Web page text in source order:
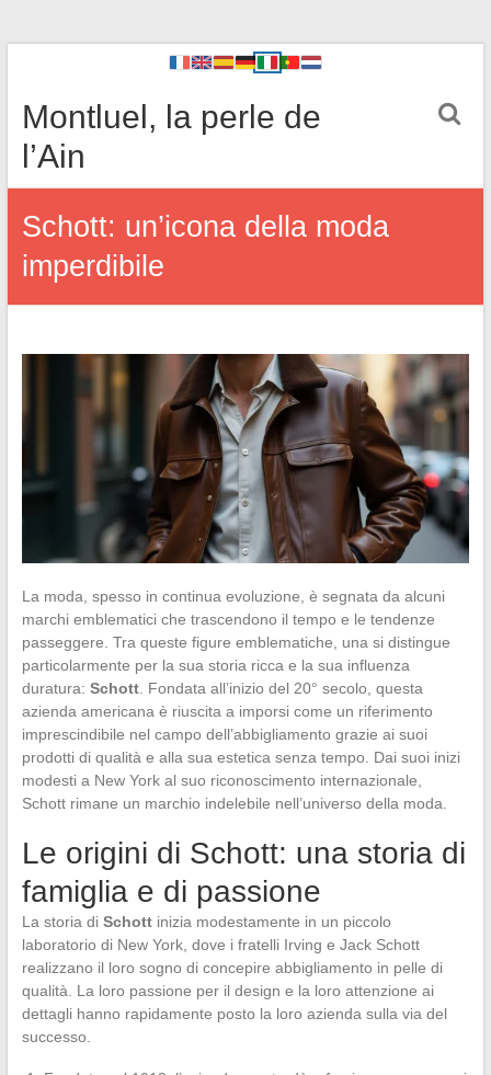
Montluel, la perle de
l’Ain
Schott: un’icona della moda
imperdibile
La moda, spesso in continua evoluzione, è segnata da alcuni
marchi emblematici che trascendono il tempo e le tendenze
passeggere. Tra queste figure emblematiche, una si distingue
particolarmente per la sua storia ricca e la sua influenza
duratura: Schott. Fondata all’inizio del 20° secolo, questa
azienda americana è riuscita a imporsi come un riferimento
imprescindibile nel campo dell’abbigliamento grazie ai suoi
prodotti di qualità e alla sua estetica senza tempo. Dai suoi inizi
modesti a New York al suo riconoscimento internazionale,
Schott rimane un marchio indelebile nell’universo della moda.
Le origini di Schott: una storia di
famiglia e di passione
La storia di Schottinizia modestamente in un piccolo
laboratorio di New York, dove i fratelli Irving e Jack Schott
realizzano il loro sogno di concepire abbigliamento in pelle di
qualità. La loro passione per il design e la loro attenzione ai
dettagli hanno rapidamente posto la loro azienda sulla via del
successo.